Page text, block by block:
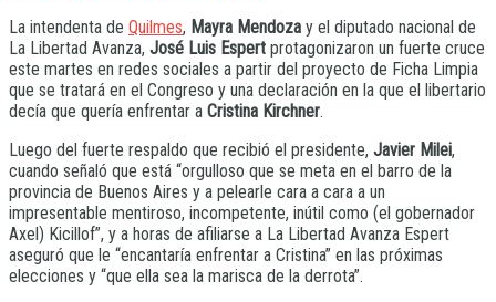
La intendenta de Quilmes, Mayra Mendoza y el diputado nacional de
La Libertad Avanza, José Luis Espert protagonizaron un fuerte cruce
este martes en redes sociales a partir del proyecto de Ficha Limpia
que se tratará en el Congreso y una declaración en la que el libertario
decía que quería enfrentar a Cristina Kirchner.
Luego del fuerte respaldo que recibió el presidente, Javier Milei,
cuando señaló que está “orgulloso que se meta en el barro de la
provincia de Buenos Aires y a pelearle cara a cara a un
impresentable mentiroso, incompetente, inútil como (el gobernador
Axel) Kicillof”, y a horas de afiliarse a La Libertad Avanza Espert
aseguró que le “encantaría enfrentar a Cristina” en las próximas
elecciones y “que ella sea la marisca de la derrota”.